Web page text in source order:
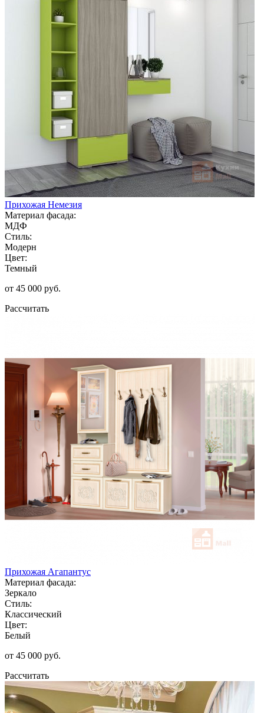
Прихожая Немезия
Материал фасада:
МДФ
Стиль:
Модерн
Цвет:
Темный
от 45 000 руб.
Рассчитать
Прихожая Агапантус
Материал фасада:
Зеркало
Стиль:
Классический
Цвет:
Белый
от 45 000 руб.
Рассчитать